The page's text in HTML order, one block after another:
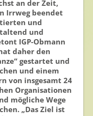
an der Zeit,
Irrweg beendet
und
und
IGP-Obmann
daher den
gestartet und
und einem
von insgesamt 24
Organisationen
mögliche Wege
„Das Ziel ist